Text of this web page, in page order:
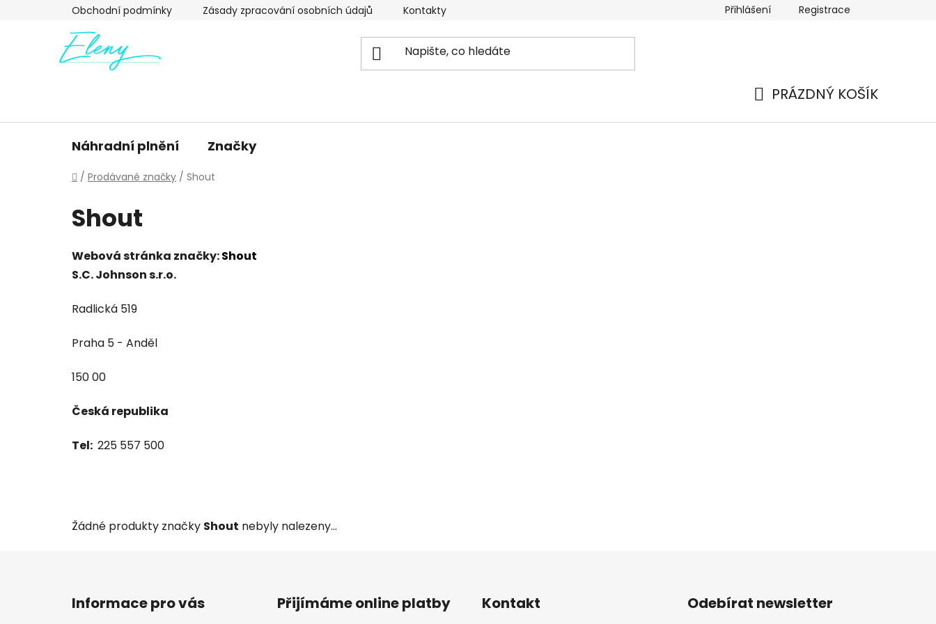
Obchodní podmínky Zásady zpracování osobních údajů Kontakty Náhradní plnění Moje objednávka
Přihlášení Registrace
PRÁZDNÝ KOŠÍK
Náhradní plnění Značky
Domů
/ Prodávané značky / Shout
Shout
Webová stránka značky:Shout
S.C. Johnson s.r.o.
Radlická 519
Praha 5 - Anděl
150 00
Česká republika
Tel: 225 557 500
Žádné produkty značky Shout nebyly nalezeny...
Informace pro vás Přijímáme online platby Kontakt Odebírat newsletter